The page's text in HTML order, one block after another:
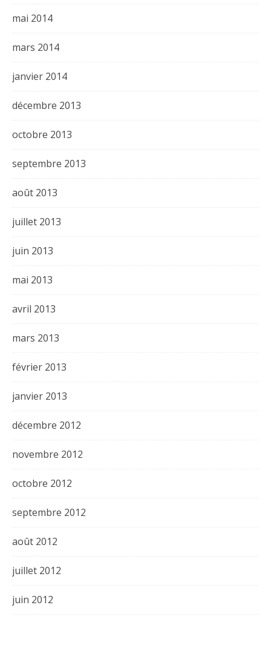
mai 2014
mars 2014
janvier 2014
décembre 2013
octobre 2013
septembre 2013
août 2013
juillet 2013
juin 2013
mai 2013
avril 2013
mars 2013
février 2013
janvier 2013
décembre 2012
novembre 2012
octobre 2012
septembre 2012
août 2012
juillet 2012
juin 2012